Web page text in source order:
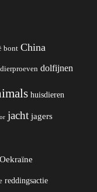
bont China
dierproeven dolfijnen
huisdieren
jacht jagers
Oekraïne
reddingsactie